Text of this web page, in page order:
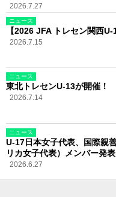
2026.7.27
ニュース
【2026 JFA トレセン関西
2026.7.15
ニュース
東北トレセンU-13が開催！
2026.7.14
ニュース
U-17日本女子代表、国際親
リカ女子代表）メンバー発表
2026.6.27